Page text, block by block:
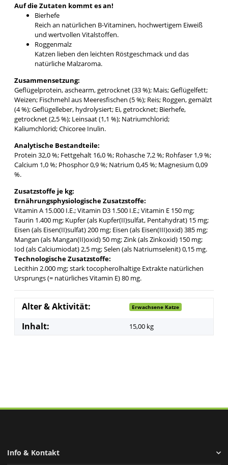
Auf die Zutaten kommt es an!
Bierhefe
Reich an natürlichen B-Vitaminen, hochwertigem Eiweiß
und wertvollen Vitalstoffen.
Roggenmalz
Katzen lieben den leichten Röstgeschmack und das
natürliche Malzaroma.
Zusammensetzung:
Geflügelprotein, aschearm, getrocknet (33 %); Mais; Geflügelfett;
Weizen; Fischmehl aus Meeresfischen (5 %); Reis; Roggen, gemälzt
(4 %); Geflügelleber, hydrolysiert; Ei, getrocknet; Bierhefe,
getrocknet (2,5 %); Leinsaat (1,1 %); Natriumchlorid;
Kaliumchlorid; Chicoree Inulin.
Analytische Bestandteile:
Protein 32,0 %; Fettgehalt 16,0 %; Rohasche 7,2 %; Rohfaser 1,9 %;
Calcium 1,0 %; Phosphor 0,9 %; Natrium 0,45 %; Magnesium 0,09
%.
Zusatzstoffe je kg:
Ernährungsphysiologische Zusatzstoffe:
Vitamin A 15.000 I.E.; Vitamin D3 1.500 I.E.; Vitamin E 150 mg;
Taurin 1.400 mg; Kupfer (als Kupfer(II)sulfat, Pentahydrat) 15 mg;
Eisen (als Eisen(II)sulfat) 200 mg; Eisen (als Eisen(III)oxid) 385 mg;
Mangan (als Mangan(II)oxid) 50 mg; Zink (als Zinkoxid) 150 mg;
Iod (als Calciumiodat) 2,5 mg; Selen (als Natriumselenit) 0,15 mg.
Technologische Zusatzstoffe:
Lecithin 2.000 mg; stark tocopherolhaltige Extrakte natürlichen
Ursprungs (= natürliches Vitamin E) 80 mg.
Alter & Aktivität: Erwachsene Katze
Inhalt: 15,00 kg
Info & Kontakt